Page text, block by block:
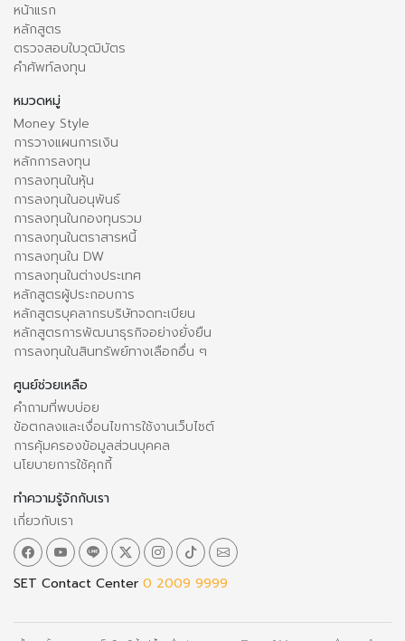
หน้าแรก
หลักสูตร
ตรวจสอบใบวุฒิบัตร
คำศัพท์ลงทุน
หมวดหมู่
Money Style
การวางแผนการเงิน
หลักการลงทุน
การลงทุนในหุ้น
การลงทุนในอนุพันธ์
การลงทุนในกองทุนรวม
การลงทุนในตราสารหนี้
การลงทุนใน DW
การลงทุนในต่างประเทศ
หลักสูตรผู้ประกอบการ
หลักสูตรบุคลากรบริษัทจดทะเบียน
หลักสูตรการพัฒนาธุรกิจอย่างยั่งยืน
การลงทุนในสินทรัพย์ทางเลือกอื่น ๆ
ศูนย์ช่วยเหลือ
คำถามที่พบบ่อย
ข้อตกลงและเงื่อนไขการใช้งานเว็บไซต์
การคุ้มครองข้อมูลส่วนบุคคล
นโยบายการใช้คุกกี้
ทำความรู้จักกับเรา
เกี่ยวกับเรา
SET Contact Center 0 2009 9999